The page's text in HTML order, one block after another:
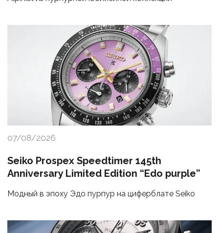
07/08/2026
Seiko Prospex Speedtimer 145th
Anniversary Limited Edition “Edo purple”
Модный в эпоху Эдо пурпур на циферблате Seiko